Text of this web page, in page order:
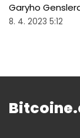
Garyho
8. 4. 2023 5:12